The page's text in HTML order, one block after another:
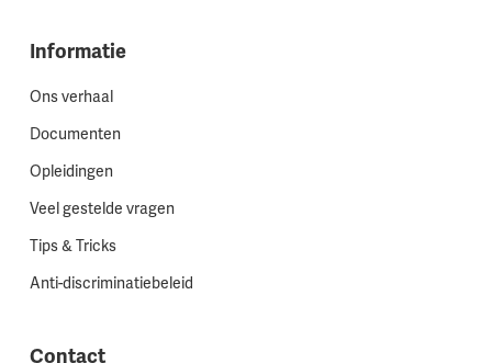
Informatie
Ons verhaal
Documenten
Opleidingen
Veel gestelde vragen
Tips & Tricks
Anti-discriminatiebeleid
Contact